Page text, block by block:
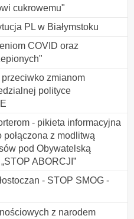
cukrowemu"
PL w Białymstoku
COVID oraz
zmianom
polityce
- pikieta informacyjna
z modlitwą
pod Obywatelską
ABORCJI”
- STOP SMOG -
z narodem